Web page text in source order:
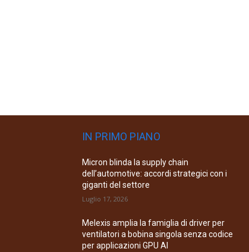
IN PRIMO PIANO
Micron blinda la supply chain
dell’automotive: accordi strategici con i
giganti del settore
Luglio 17, 2026
Melexis amplia la famiglia di driver per
ventilatori a bobina singola senza codice
per applicazioni GPU AI